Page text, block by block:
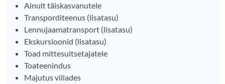
Ainult täiskasvanutele
Transporditeenus (lisatasu)
Lennujaamatransport (lisatasu)
Ekskursioonid (lisatasu)
Toad mittesuitsetajatele
Toateenindus
Majutus villades